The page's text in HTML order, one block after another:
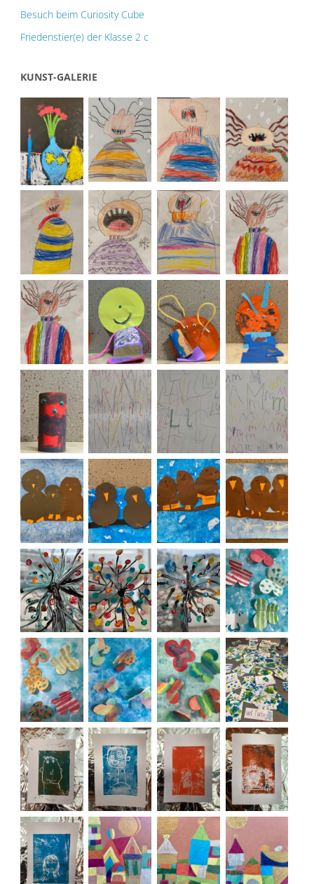
Besuch beim Curiosity Cube
Friedenstier(e) der Klasse 2 c
KUNST-GALERIE